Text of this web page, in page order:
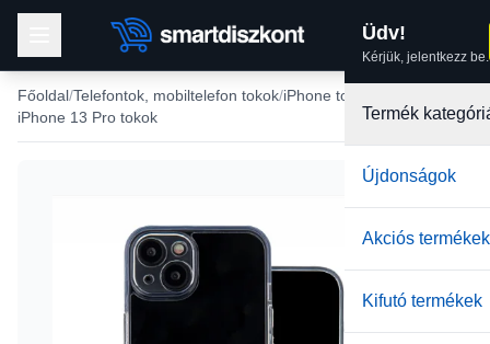
Üdv!
Kérjük, jelentkezz be.
Termék
Újdonságok
Akciós termékek
Kifutó termékek
Főoldal Telefontok, mobiltelefon tokok iPhone tokok
iPhone 13 Pro tokok